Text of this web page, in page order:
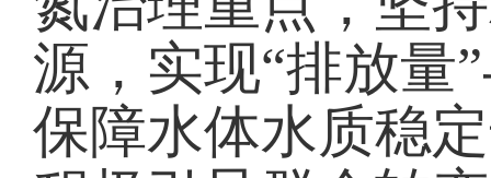
源，实现“排放量
保障水体水质稳